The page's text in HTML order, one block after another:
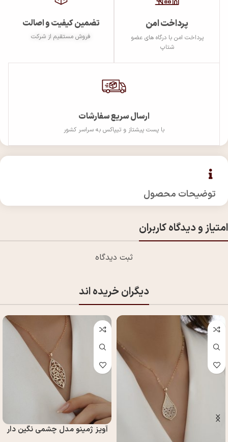
پرداخت امن
پرداخت امن با درگاه های عضو
شتاپ
تضمین کیفیت و اصالت
فروش مستقیم از شرکت
ارسال سریع سفارشات
با پست پیشتاز و تیپاکس به سراسر کشور
توضیحات محصول
امتیاز و دیدگاه کاربران
ثبت دیدگاه
دیگران خریده اند
آويز ژمینو مدل چشمي نگين دار